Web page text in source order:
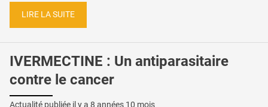
LIRE LA SUITE
IVERMECTINE : Un antiparasitaire
contre le cancer
Actualité publiée il y a 8 années 10 mois